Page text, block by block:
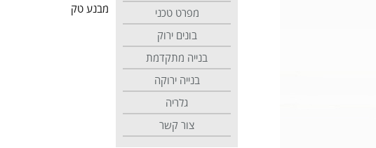
מבנע טק
מפרט טכני
בונים ירוק
בנייה מתקדמת
בנייה ירוקה
גלריה
צור קשר